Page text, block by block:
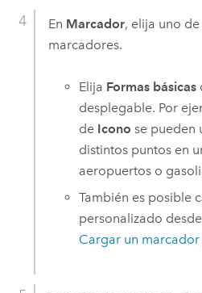
En Marcador, elija uno
marcadores.
Elija Formas básicas
desplegable. Por
de Icono se pueden
distintos puntos en
aeropuertos o
También es posible
personalizado
Cargar un